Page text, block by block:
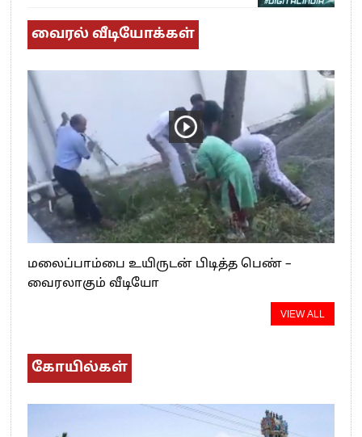
வைரல் வீடியோக்கள்
மலைப்பாம்பை உயிருடன் பிடித்த பெண் –
வைரலாகும் வீடியோ
VIEW ALL
கோயில்கள்